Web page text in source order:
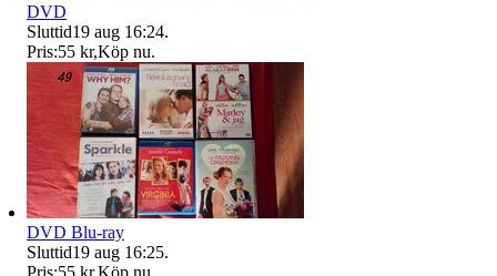
DVD
Sluttid19 aug 16:24.
Pris:55 kr,Köp nu.
DVD Blu-ray
Sluttid19 aug 16:25.
Pris:55 kr,Köp nu